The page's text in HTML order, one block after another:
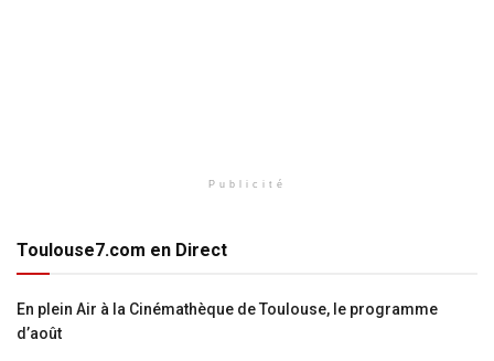
Publicité
Toulouse7.com en Direct
En plein Air à la Cinémathèque de Toulouse, le programme
d’août